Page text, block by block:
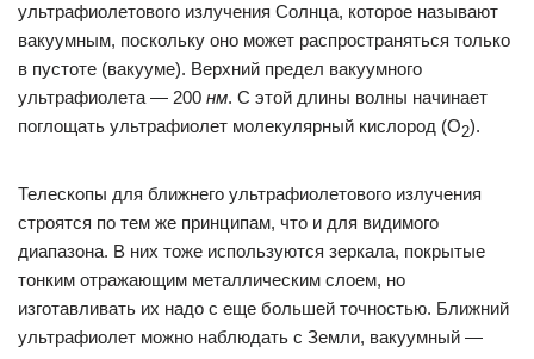
ультрафиолетового излучения Солнца, которое называют
вакуумным, поскольку оно может распространяться только
в пустоте (вакууме). Верхний предел вакуумного
ультрафиолета — 200 нм. С этой длины волны начинает
поглощать ультрафиолет молекулярный кислород (O2).
Телескопы для ближнего ультрафиолетового излучения
строятся по тем же принципам, что и для видимого
диапазона. В них тоже используются зеркала, покрытые
тонким отражающим металлическим слоем, но
изготавливать их надо с еще большей точностью. Ближний
ультрафиолет можно наблюдать с Земли, вакуумный —